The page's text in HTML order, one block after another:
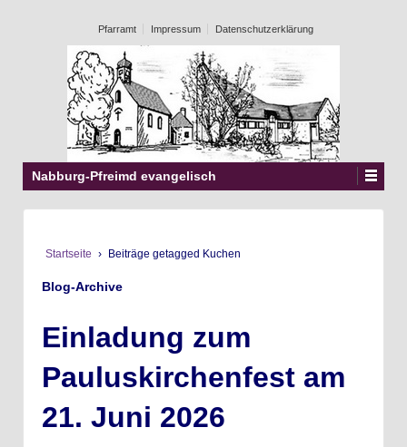
Pfarramt Impressum Datenschutzerklärung
Nabburg-Pfreimd evangelisch
Startseite › Beiträge getagged Kuchen
Blog-Archive
Einladung zum
Pauluskirchenfest am
21. Juni 2026